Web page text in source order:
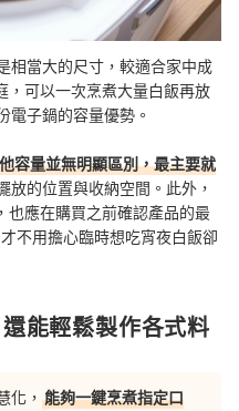
相當大的尺寸，較適合家中成
，可以一次烹煮大量白飯再放
電子鍋的容量優勢。
容量並無明顯區別，最主要就
放的位置與收納空間。此外，
也應在購買之前確認產品的最
不用擔心臨時想吃宵夜白飯卻
能輕鬆製作各式料
化， 能夠一鍵烹煮指定口